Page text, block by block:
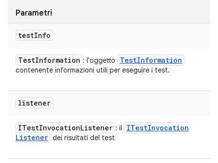
Parametri
testInfo
TestInformation : l'oggetto TestInformation
contenente informazioni utili per eseguire i test.
listener
ITestInvocationListener : il ITestInvocation
Listener dei risultati del test